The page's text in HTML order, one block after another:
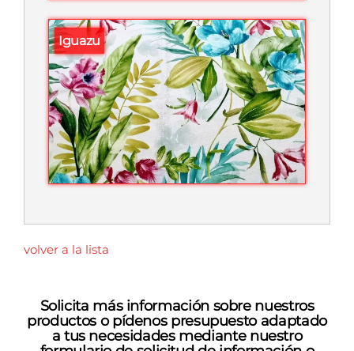
Iguazu
volver a la lista
Solicita más información sobre nuestros
productos o pídenos presupuesto adaptado
a tus necesidades mediante nuestro